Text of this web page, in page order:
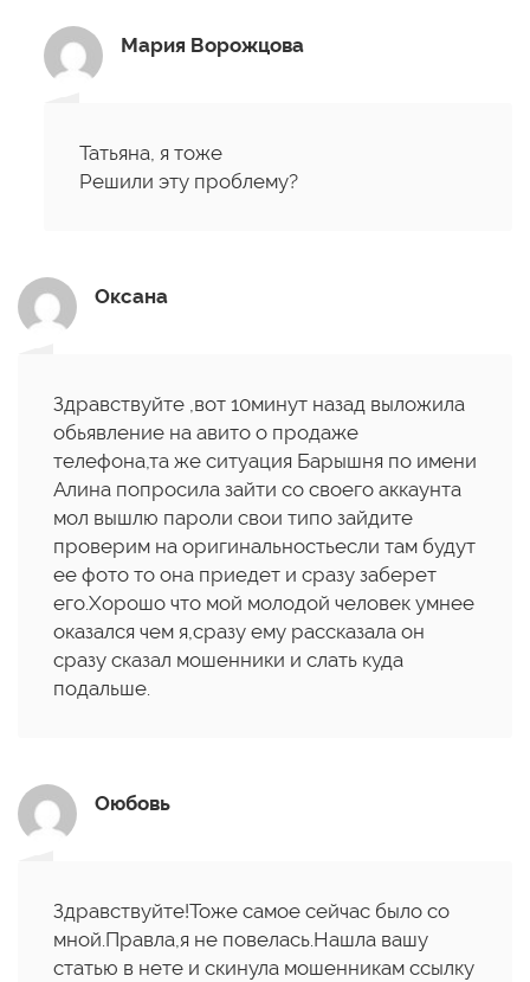
Мария Ворожцова
Татьяна, я тоже
Решили эту проблему?
Оксана
Здравствуйте ,вот 10минут назад выложила
обьявление на авито о продаже
телефона,та же ситуация Барышня по имени
Алина попросила зайти со своего аккаунта
мол вышлю пароли свои типо зайдите
проверим на оригинальностьесли там будут
ее фото то она приедет и сразу заберет
его.Хорошо что мой молодой человек умнее
оказался чем я,сразу ему рассказала он
сразу сказал мошенники и слать куда
подальше.
Оюбовь
Здравствуйте!Тоже самое сейчас было со
мной.Правла,я не повелась.Нашла вашу
статью в нете и скинула мошенникам ссылку